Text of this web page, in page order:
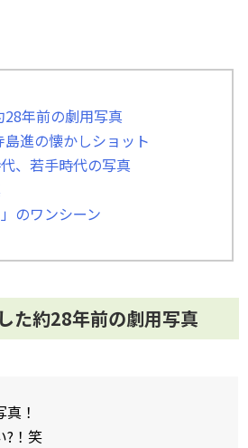
年前の劇用写真
進の懐かしショット
、若手時代の写真
のワンシーン
た約28年前の劇用写真
！
?！笑